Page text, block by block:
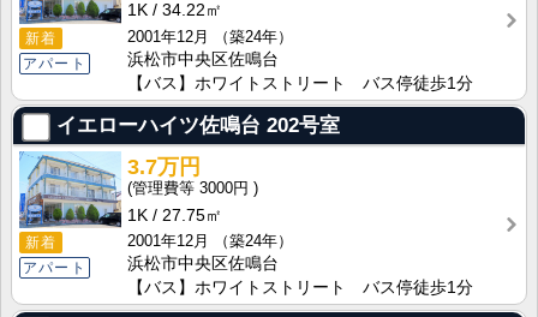
新着
アパート
1K
34.22㎡
2001年12月
（築24年）
浜松市中央区佐鳴台
【バス】ホワイトストリート バス停徒歩1分
イエローハイツ佐鳴台 202号室
新着
アパート
3.7万円
3000円
1K
27.75㎡
2001年12月
（築24年）
浜松市中央区佐鳴台
【バス】ホワイトストリート バス停徒歩1分